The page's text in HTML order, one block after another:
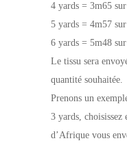
4 yards = 3m65
5 yards = 4m57
6 yards = 5m48
Le tissu sera
quantité souhaitée.
Prenons un
3 yards, choisissez
d’Afrique vous